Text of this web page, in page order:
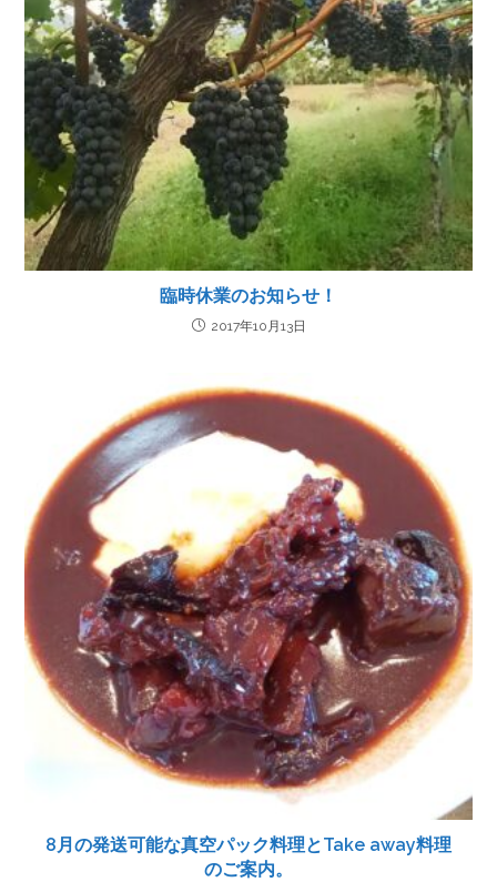
臨時休業のお知らせ！
2017年10月13日
8月の発送可能な真空パック料理とTake away料理
のご案内。